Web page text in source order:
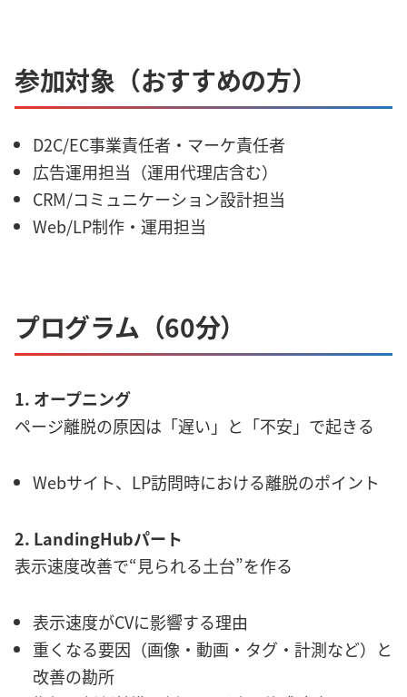
参加対象（おすすめの方）
D2C/EC事業責任者・マーケ責任者
広告運用担当（運用代理店含む）
CRM/コミュニケーション設計担当
Web/LP制作・運用担当
プログラム（60分）
1. オープニング
ページ離脱の原因は「遅い」と「不安」で起きる
Webサイト、LP訪問時における離脱のポイント
2. LandingHubパート
表示速度改善で“見られる土台”を作る
表示速度がCVに影響する理由
重くなる要因（画像・動画・タグ・計測など）と
改善の勘所